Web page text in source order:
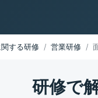
する研修 営業研修
研修で